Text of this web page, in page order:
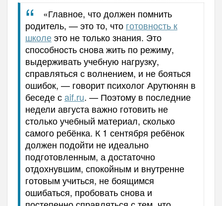
«Главное, что должен помнить
родитель, — это то, что готовность к
школеэто не только знания. Это
способность снова жить по режиму,
выдерживать учебную нагрузку,
справляться с волнением, и не бояться
ошибок, — говорит психолог Арутюнян в
беседе сaif.ru. — Поэтому в последние
недели августа важно готовить не
столько учебный материал, сколько
самого ребёнка. К 1 сентября ребёнок
должен подойти не идеально
подготовленным, а достаточно
отдохнувшим, спокойным и внутренне
готовым учиться, не боящимся
ошибаться, пробовать снова и